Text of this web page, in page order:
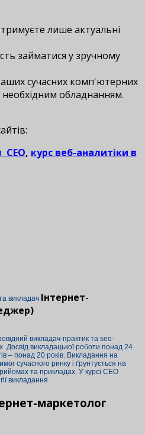
лише актуальні
займатися у зручному
сучасних комп'ютерних
необхідним обладнанням.
СЕО, курс веб-аналитіки в
викладач Інтернет-
викладач-практик та seo-
Досвід викладацької роботи понад 24
– понад 20 років. Викладання на
сучасного ринку і ґрунтується на
та прикладах. У курсі СЕО
викладання.
маркетолог